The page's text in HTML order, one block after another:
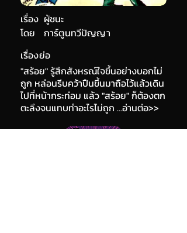
เรื่อง ผู้ชนะ
การ์ตูนทวีปัญญา
โดย
เรื่องย่อ
"สร้อย" รู้สึกสังหรณ์ใจขึ้นอย่างบอกไม่
ถูก หล่อนรีบคว้าปืนขึ้นมาถือไว้แล้วเดิน
ไปที่หน้ากระท่อม แล้ว "สร้อย" ก็ต้องตก
ตะลึงจนแทบทำอะไรไม่ถูก ...อ่านต่อ>>